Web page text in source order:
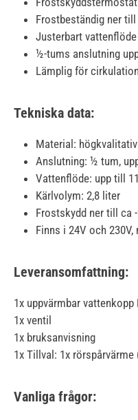
Frostbeständig ner till
Justerbart
½-tums anslutning
Lämplig för
Tekniska data:
Material:
Anslutning: ½ tum,
Vattenflöde: upp till
Kärlvolym: 2,8 liter
Frostskydd ner till ca -
Finns i 24V och
Leveransomfattning:
1x uppvärmbar vattenkopp
1x ventil
1x bruksanvisning
1x Tillval: 1x
Vanliga frågor: